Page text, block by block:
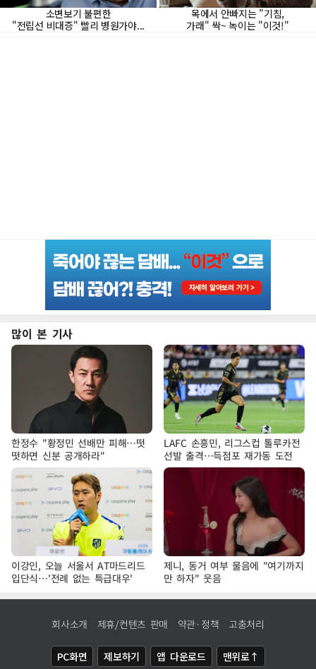
많이 본 기사
한정수 "황정민 선배만 피해…떳
떳하면 신분 공개하라"
LAFC 손흥민, 리그스컵 톨루카전
선발 출격…득점포 재가동 도전
이강인, 오늘 서울서 AT마드리드
입단식…'전례 없는 특급대우'
제니, 동거 여부 물음에 "여기까지
만 하자" 웃음
회사소개 제휴/컨텐츠 판매 약관·정책 고충처리
PC화면 제보하기 앱 다운로드 맨위로↑